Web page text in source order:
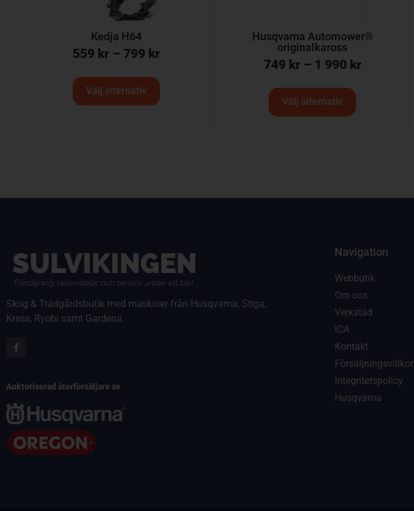
Kedja H64
559 kr – 799 kr
Välj alternativ
Husqvarna Automower®
originalkaross
749 kr – 1 990 kr
Välj alternativ
Skog & Trädgårdsbutik med maskiner från Husqvarna, Stiga,
Kress, Ryobi samt Gardena.
Auktoriserad återförsäljare av
Navigation
Webbutik
Om oss
Verkstad
ICA
Kontakt
Försäljningsvillkor
Integritetspolicy
Husqvarna